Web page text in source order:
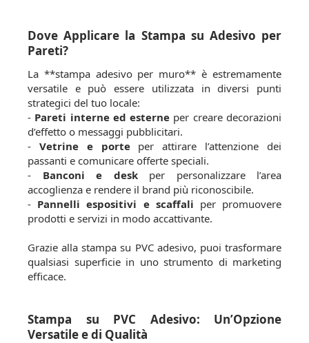
Dove Applicare la Stampa su Adesivo per
Pareti?
La **stampa adesivo per muro** è estremamente
versatile e può essere utilizzata in diversi punti
strategici del tuo locale:
- Pareti interne ed esterne per creare decorazioni
d’effetto o messaggi pubblicitari.
- Vetrine e porteper attirare l’attenzione dei
passanti e comunicare offerte speciali.
- Banconi e deskper personalizzare l’area
accoglienza e rendere il brand più riconoscibile.
- Pannelli espositivi e scaffali per promuovere
prodotti e servizi in modo accattivante.
Grazie alla stampa su PVC adesivo, puoi trasformare
qualsiasi superficie in uno strumento di marketing
efficace.
Stampa su PVC Adesivo: Un’Opzione
Versatile e di Qualità